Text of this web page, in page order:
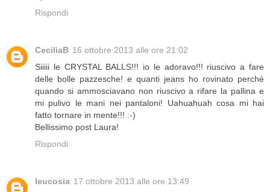
Rispondi
CeciliaB 16 ottobre 2013 alle ore 21:02
Siiiii le CRYSTAL BALLS!!! io le adoravo!!! riuscivo a fare
delle bolle pazzesche! e quanti jeans ho rovinato perché
quando si ammosciavano non riuscivo a rifare la pallina e
mi pulivo le mani nei pantaloni! Uahuahuah cosa mi hai
fatto tornare in mente!!! :-)
Bellissimo post Laura!
Rispondi
leucosia 17 ottobre 2013 alle ore 13:49